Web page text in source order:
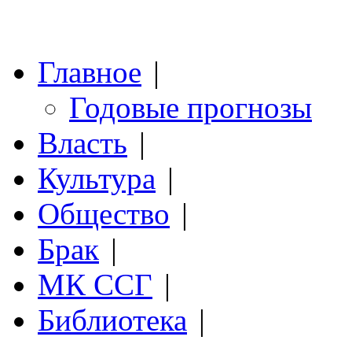
Главное |
Годовые прогнозы
Власть |
Культура |
Общество |
Брак |
МК ССГ |
Библиотека |